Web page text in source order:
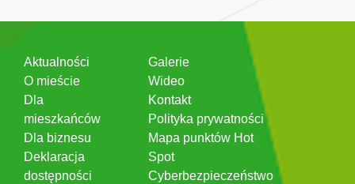
Aktualności
O mieście
Dla
mieszkańców
Dla biznesu
Deklaracja
dostępności
Galerie
Wideo
Kontakt
Polityka prywatności
Mapa punktów Hot
Spot
Cyberbezpieczeństwo